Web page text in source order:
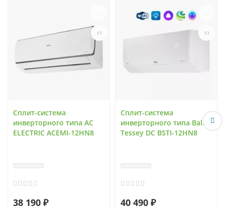
Сплит-система
инверторного типа AC
ELECTRIC ACEMI-12HN8
38 190 ₽
Сплит-система
инверторного типа Ballu
Tessey DC BSTI-12HN8
40 490 ₽